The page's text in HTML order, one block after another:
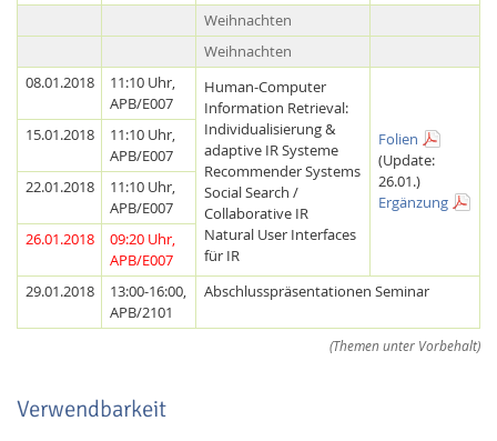
(Themen unter Vorbehalt)
Weihnachten
Weihnachten
08.01.2018
11:10 Uhr,
APB/E007
Human-Computer
Information Retrieval:
Individualisierung &
adaptive IR Systeme
Recommender Systems
Social Search /
Collaborative IR
Natural User Interfaces
für IR
Folien
(Update:
26.01.)
Ergänzung
15.01.2018
11:10 Uhr,
APB/E007
22.01.2018
11:10 Uhr,
APB/E007
26.01.2018
09:20 Uhr,
APB/E007
29.01.2018
13:00-16:00,
APB/2101
Abschlusspräsentationen Seminar
Verwendbarkeit